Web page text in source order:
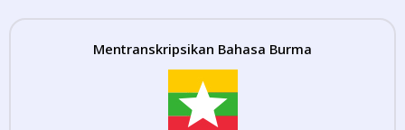
Mentranskripsikan Bahasa Burma